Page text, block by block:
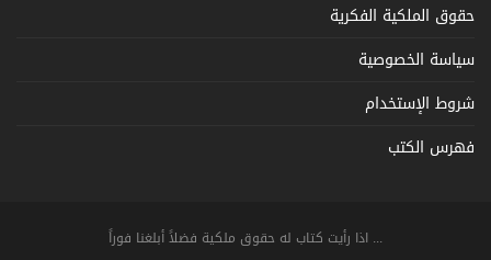
حقوق الملكية الفكرية
سياسة الخصوصية
شروط الإستخدام
فهرس الكتب
... اذا رأيت كتاب له حقوق ملكية فضلاً أبلغنا فوراً